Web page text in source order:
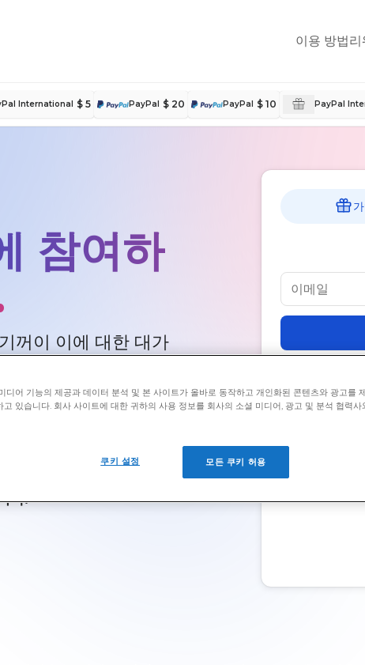
이용 방법리
International $ 5 PayPal $ 20 PayPal $ 10 PayPal
참여하
꺼이 이에 대한 대가
요!
다.
디어 기능의 제공과 데이터 분석 및 본 사이트가 올바로 동작하고 개인화된 콘텐츠와 광고를
고 있습니다. 회사 사이트에 대한 귀하의 사용 정보를 회사의 소셜 미디어, 광고 및 분석 협력사
모든 쿠키 허용
쿠키 설정